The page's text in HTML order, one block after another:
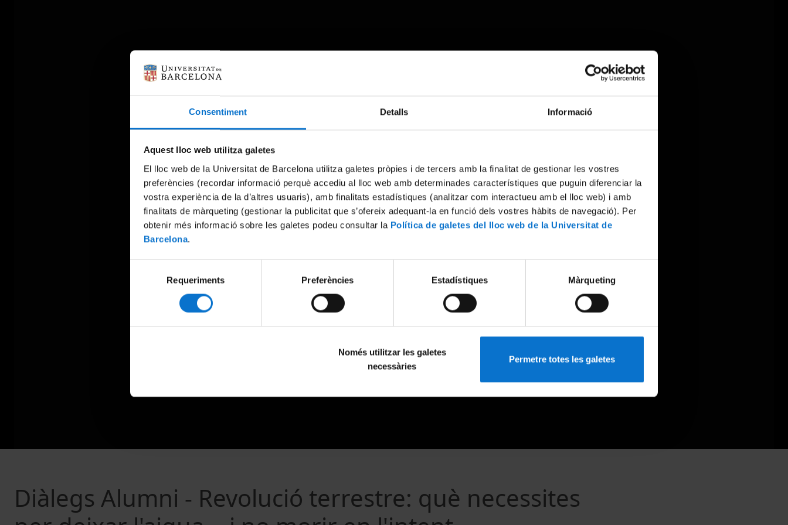
Consentiment Detalls Informació
Aquest lloc web utilitza galetes
El lloc web de la Universitat de Barcelona utilitza galetes pròpies i de tercers amb la finalitat de gestionar les vostres
preferències (recordar informació perquè accediu al lloc web amb determinades característiques que puguin diferenciar la
vostra experiència de la d’altres usuaris), amb finalitats estadístiques (analitzar com interactueu amb el lloc web) i amb
finalitats de màrqueting (gestionar la publicitat que s’ofereix adequant-la en funció dels vostres hàbits de navegació). Per
obtenir més informació sobre les galetes podeu consultar la Política de galetes del lloc web de la Universitat de
Barcelona.
consentiment
Requeriments Preferències Estadístiques Màrqueting
Només utilitzar les galetes
necessàries
Permetre totes les galetes
Something went wrong
Try again
Diàlegs Alumni - Revolució terrestre: què necessites